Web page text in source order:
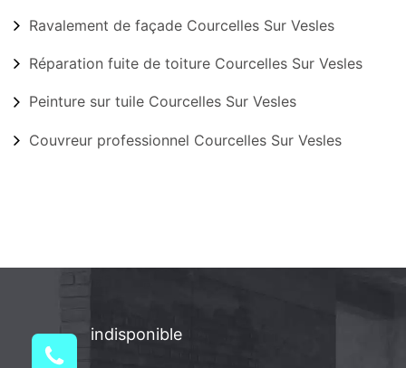
Ravalement de façade Courcelles Sur Vesles
Réparation fuite de toiture Courcelles Sur Vesles
Peinture sur tuile Courcelles Sur Vesles
Couvreur professionnel Courcelles Sur Vesles
indisponible